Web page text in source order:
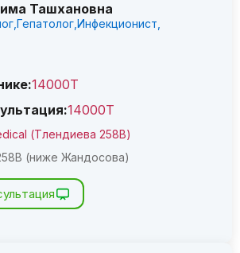
Ташхановна
Гепатолог, Инфекционист,
14000Т
14000Т
(Тлендиева 258В)
(ниже Жандосова)